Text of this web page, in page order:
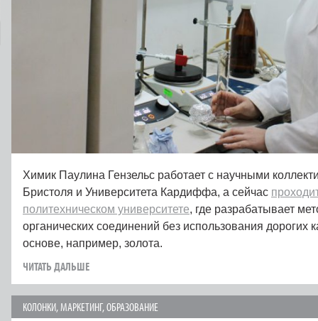
Химик Паулина Гензельс работает с научными
Бристоля и Университета Кардиффа, а сейчас
политехническом университете, где разрабатывает
органических соединений без использования дорогих
основе, например, золота.
ЧИТАТЬ ДАЛЬШЕ
КОЛОНКИ, МАРКЕТИНГ,ОБРАЗОВАНИЕ